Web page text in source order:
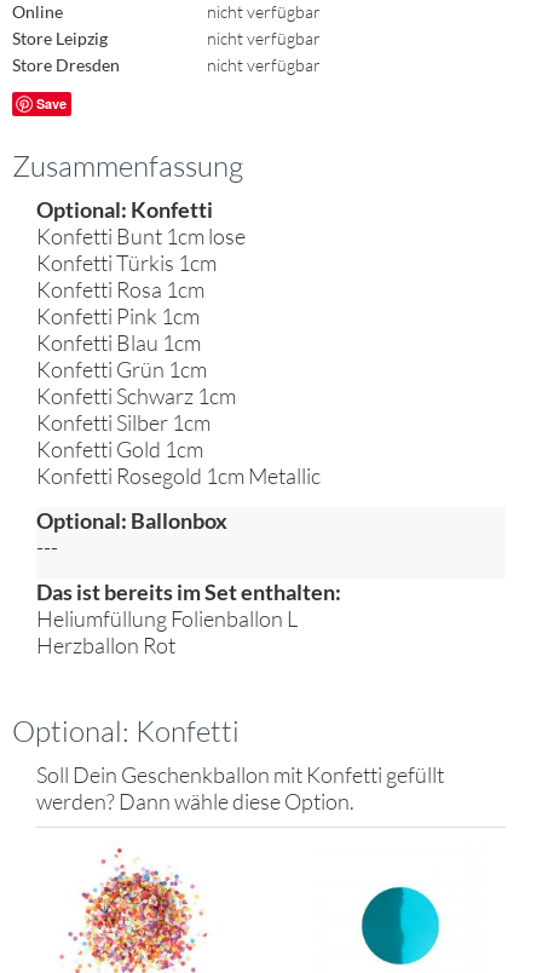
Online
nicht verfügbar
Store Leipzig
nicht verfügbar
Store Dresden
nicht verfügbar
Save
Zusammenfassung
Optional: Konfetti
Konfetti Bunt 1cm lose
Konfetti Türkis 1cm
Konfetti Rosa 1cm
Konfetti Pink 1cm
Konfetti Blau 1cm
Konfetti Grün 1cm
Konfetti Schwarz 1cm
Konfetti Silber 1cm
Konfetti Gold 1cm
Konfetti Rosegold 1cm Metallic
Optional: Ballonbox
---
Das ist bereits im Set enthalten:
Heliumfüllung Folienballon L
Herzballon Rot
Optional: Konfetti
Soll Dein Geschenkballon mit Konfetti gefüllt
werden? Dann wähle diese Option.